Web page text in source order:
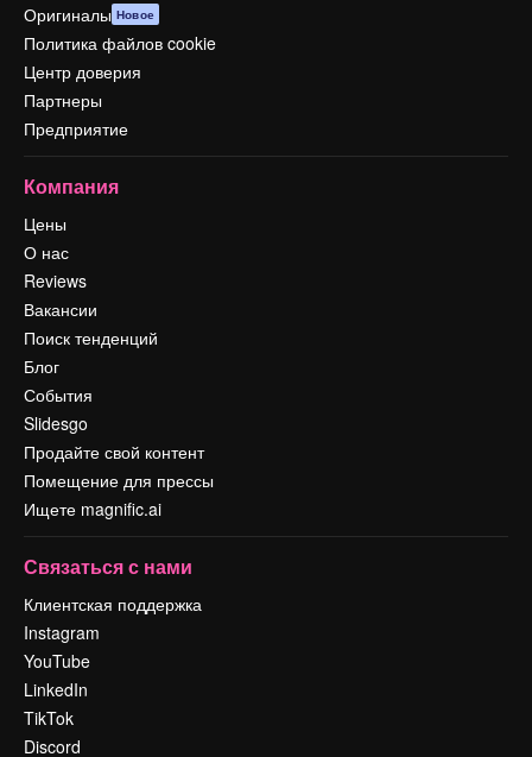
Оригиналы Новое
Политика файлов cookie
Центр доверия
Партнеры
Предприятие
Компания
Цены
О нас
Reviews
Вакансии
Поиск тенденций
Блог
События
Slidesgo
Продайте свой контент
Помещение для прессы
Ищете magnific.ai
Связаться с нами
Клиентская поддержка
Instagram
YouTube
LinkedIn
TikTok
Discord